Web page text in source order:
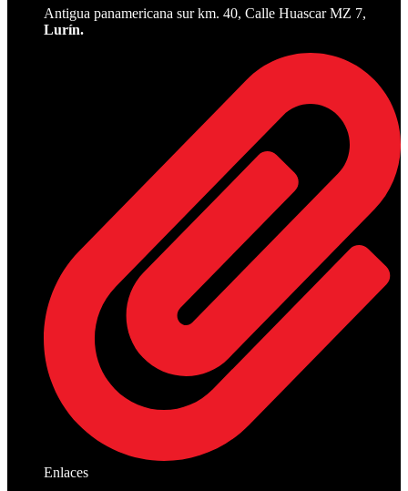
Antigua panamericana sur km. 40, Calle Huascar MZ 7,
Lurín.
Enlaces